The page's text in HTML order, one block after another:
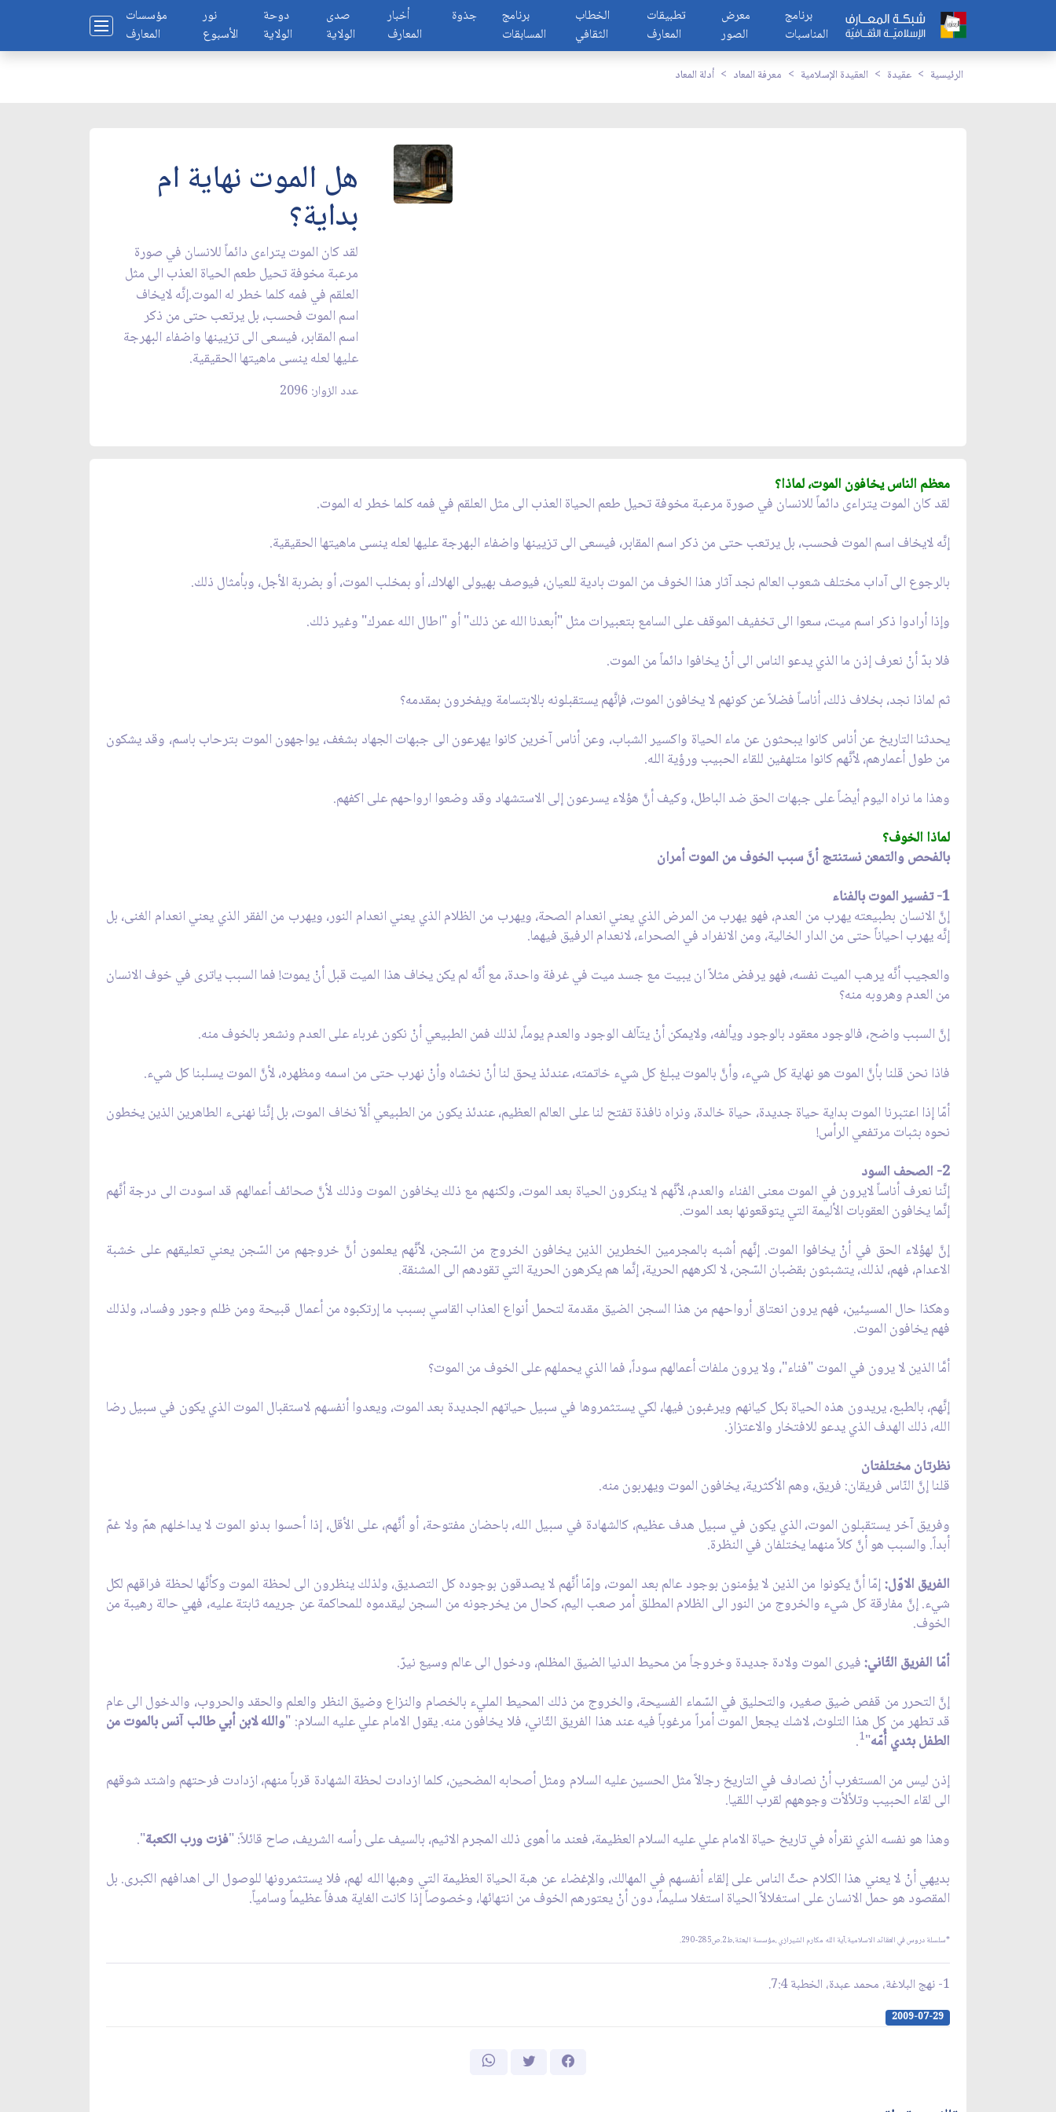
مؤسسات
المعارف
نور
الأسبوع
دوحة
الولاية
صدى
الولاية
أخبار
المعارف
جذوة
برنامج
المسابقات
الخطاب
الثقافي
تطبيقات
المعارف
معرض
الصور
برنامج
المناسبات
الرئيسية عقيدة العقيدة الإسلامية معرفة المعاد أدلة المعاد
هل الموت نهاية ام
بداية؟
لقد كان الموت يتراءى دائماً للانسان في صورة
مرعبة مخوفة تحيل طعم الحياة العذب الى مثل
العلقم في فمه كلما خطر له الموت.إنَّه لايخاف
اسم الموت فحسب، بل يرتعب حتى من ذكر
اسم المقابر، فيسعى الى تزيينها واضفاء البهرجة
عليها لعله ينسى ماهيتها الحقيقية.
عدد الزوار: 2096
معظم الناس يخافون الموت، لماذا؟
لقد كان الموت يتراءى دائماً للانسان في صورة مرعبة مخوفة تحيل طعم الحياة العذب الى مثل العلقم في فمه كلما خطر له الموت.
إنَّه لايخاف اسم الموت فحسب، بل يرتعب حتى من ذكر اسم المقابر، فيسعى الى تزيينها واضفاء البهرجة عليها لعله ينسى ماهيتها الحقيقية.
بالرجوع الى آداب مختلف شعوب العالم نجد آثار هذا الخوف من الموت بادية للعيان، فيوصف بهيولى الهلاك، أو بمخلب الموت، أو بضربة الأجل، وبأمثال ذلك.
وإذا أرادوا ذكر اسم ميت، سعوا الى تخفيف الموقف على السامع بتعبيرات مثل "أبعدنا الله عن ذلك" أو "اطال الله عمرك" وغير ذلك.
فلا بدّ أنْ نعرف إذن ما الذي يدعو الناس الى أنْ يخافوا دائماً من الموت.
ثم لماذا نجد، بخلاف ذلك، أناساً فضلاً عن كونهم لا يخافون الموت، فإنَّهم يستقبلونه بالابتسامة ويفخرون بمقدمه؟
يحدثنا التاريخ عن أناس كانوا يبحثون عن ماء الحياة واكسير الشباب، وعن أناس آخرين كانوا يهرعون الى جبهات الجهاد بشغف، يواجهون الموت بترحاب باسم، وقد يشكون
من طول أعمارهم، لأنَّهم كانوا متلهفين للقاء الحبيب ورؤية الله.
وهذا ما نراه اليوم أيضاً على جبهات الحق ضد الباطل، وكيف أنَّ هؤلاء يسرعون إلى الاستشهاد وقد وضعوا ارواحهم على اكفهم.
لماذا الخوف؟
بالفحص والتمعن نستنتج أنَّ سبب الخوف من الموت أمران
1- تفسير الموت بالفناء
إنَّ الانسان بطبيعته يهرب من العدم، فهو يهرب من المرض الذي يعني انعدام الصحة، ويهرب من الظلام الذي يعني انعدام النور، ويهرب من الفقر الذي يعني انعدام الغنى، بل
إنَّه يهرب احياناً حتى من الدار الخالية، ومن الانفراد في الصحراء، لانعدام الرفيق فيهما.
والعجيب أنَّه يرهب الميت نفسه، فهو يرفض مثلاً ان يبيت مع جسد ميت في غرفة واحدة، مع أنَّه لم يكن يخاف هذا الميت قبل أنْ يموت! فما السبب ياترى في خوف الانسان
من العدم وهروبه منه؟
إنَّ السبب واضح، فالوجود معقود بالوجود ويألفه، ولايمكن أنْ يتآلف الوجود والعدم يوماً، لذلك فمن الطبيعي أنْ نكون غرباء على العدم ونشعر بالخوف منه.
فاذا نحن قلنا بأنَّ الموت هو نهاية كل شيء، وأنَّ بالموت يبلغ كل شيء خاتمته، عندئذ يحق لنا أنْ نخشاه وأنْ نهرب حتى من اسمه ومظهره، لأنَّ الموت يسلبنا كل شيء.
أمّا إذا اعتبرنا الموت بداية حياة جديدة، حياة خالدة، ونراه نافذة تفتح لنا على العالم العظيم، عندئذ يكون من الطبيعي ألاّ نخاف الموت، بل إنَّنا نهنىء الطاهرين الذين يخطون
نحوه بثبات مرتفعي الرأس!
2- الصحف السود
إنَّنا نعرف أناساً لايرون في الموت معنى الفناء والعدم، لأنَّهم لا ينكرون الحياة بعد الموت، ولكنهم مع ذلك يخافون الموت وذلك لأنَّ صحائف أعمالهم قد اسودت الى درجة أنَّهم
إنَّما يخافون العقوبات الأليمة التي يتوقعونها بعد الموت.
إنَّ لهؤلاء الحق في أنْ يخافوا الموت. إنَّهم أشبه بالمجرمين الخطرين الذين يخافون الخروج من السّجن، لأنَّهم يعلمون أنَّ خروجهم من السّجن يعني تعليقهم على خشبة
الاعدام، فهم، لذلك، يتشبثون بقضبان السّجن، لا لكرههم الحرية، إنَّما هم يكرهون الحرية التي تقودهم الى المشنقة.
وهكذا حال المسيئين، فهم يرون انعتاق أرواحهم من هذا السجن الضيق مقدمة لتحمل أنواع العذاب القاسي بسبب ما إرتكبوه من أعمال قبيحة ومن ظلم وجور وفساد، ولذلك
فهم يخافون الموت.
أمَّا الذين لا يرون في الموت "فناء"، ولا يرون ملفات أعمالهم سوداً، فما الذي يحملهم على الخوف من الموت؟
إنَّهم، بالطبع، يريدون هذه الحياة بكل كيانهم ويرغبون فيها، لكي يستثمروها في سبيل حياتهم الجديدة بعد الموت، ويعدوا أنفسهم لاستقبال الموت الذي يكون في سبيل رضا
الله، ذلك الهدف الذي يدعو للافتخار والاعتزاز.
نظرتان مختلفتان
قلنا إنَّ النّاس فريقان: فريق، وهم الأكثرية، يخافون الموت ويهربون منه.
وفريق آخر يستقبلون الموت، الذي يكون في سبيل هدف عظيم، كالشهادة في سبيل الله، باحضان مفتوحة، أو أنَّهم، على الأقل، إذا أحسوا بدنو الموت لا يداخلهم همّ ولا غمّ
أبداً. والسبب هو أنَّ كلاً منهما يختلفان في النظرة.
الفريق الاوّل:إمّا أنَّ يكونوا من الذين لا يؤمنون بوجود عالم بعد الموت، وإمّا أنَّهم لا يصدقون بوجوده كل التصديق، ولذلك ينظرون الى لحظة الموت وكأنَّها لحظة فراقهم لكل
شيء. إنَّ مفارقة كل شيء والخروج من النور الى الظلام المطلق أمر صعب اليم، كحال من يخرجونه من السجن ليقدموه للمحاكمة عن جريمه ثابتة عليه، فهي حالة رهيبة من
الخوف.
أمّا الفريق الثّاني:فيرى الموت ولادة جديدة وخروجاً من محيط الدنيا الضيق المظلم، ودخول الى عالم وسيع نيرّ.
إنَّ التحرر من قفص ضيق صغير، والتحليق في السّماء الفسيحة، والخروج من ذلك المحيط المليء بالخصام والنزاع وضيق النظر والعلم والحقد والحروب، والدخول الى عام
قد تطهر من كل هذا التلوث، لاشك يجعل الموت أمراً مرغوباً فيه عند هذا الفريق الثّاني، فلا يخافون منه. يقول الامام علي عليه السلام: "والله لابن أبي طالب آنس بالموت من
الطفل بثدي أُمّه"
1
.
إذن ليس من المستغرب أنْ نصادف في التاريخ رجالاً مثل الحسين عليه السلام ومثل أصحابه المضحين، كلما ازدادت لحظة الشهادة قرباً منهم، ازدادت فرحتهم واشتد شوقهم
الى لقاء الحبيب وتلألأت وجوههم لقرب اللقيا.
وهذا هو نفسه الذي نقرأه في تاريخ حياة الامام علي عليه السلام العظيمة، فعند ما أهوى ذلك المجرم الاثيم، بالسيف على رأسه الشريف، صاح قائلاً: "فزت ورب الكعبة".
بديهي أنْ لا يعني هذا الكلام حثّ الناس على إلقاء أنفسهم في المهالك، والإغضاء عن هبة الحياة العظيمة التي وهبها الله لهم، فلا يستثمرونها للوصول الى اهدافهم الكبرى. بل
المقصود هو حمل الانسان على استغلالاً الحياة استغلا سليماً، دون أنْ يعتورهم الخوف من انتهائها، وخصوصاً إذا كانت الغاية هدفاً عظيماً وسامياً.
*سلسلة دروس في العقائد الاسلامية،آية الله مكارم الشيرازي ،مؤسسة البعثة،ط2.ص285-290.
1- نهج البلاغة، محمد عبدة، الخطبة 7:4.
2009-07-29